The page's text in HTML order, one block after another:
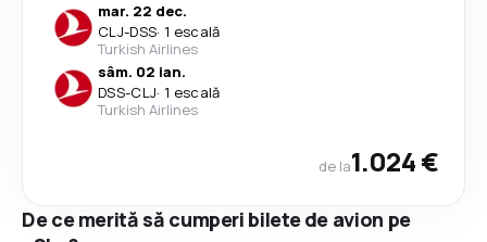
mar. 22 dec.
CLJ-DSS· 1 escală
Turkish Airlines
sâm. 02 ian.
DSS-CLJ· 1 escală
Turkish Airlines
de la1.024 €
De ce merită să cumperi bilete de avion pe